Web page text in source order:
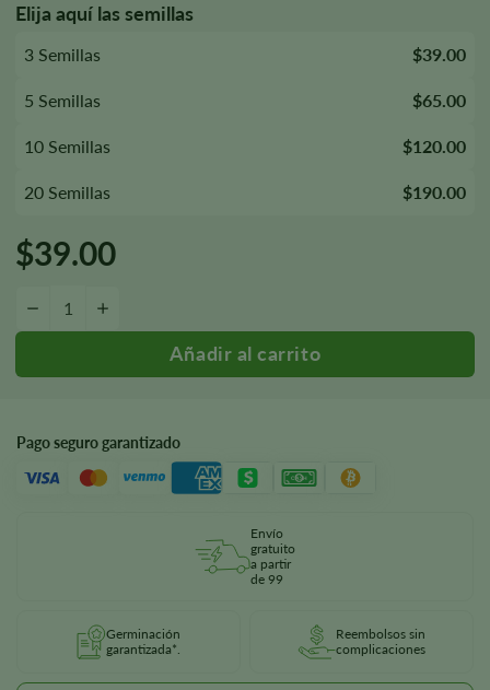
Elija aquí las semillas
3 Semillas $39.00
5 Semillas $65.00
10 Semillas $120.00
20 Semillas $190.00
$39.00
-
Pago seguro garantizado
Envío
gratuito
a partir
de 99
Germinación
garantizada*.
Reembolsos sin
complicaciones